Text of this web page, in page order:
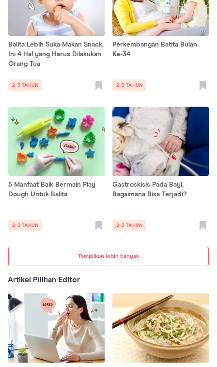
Tampilkan lebih banyak
Balita Lebih Suka Makan Snack,
Ini 4 Hal yang Harus Dilakukan
Orang Tua
2-3 TAHUN
Perkembangan Batita Bulan
Ke-34
2-3 TAHUN
5 Manfaat Baik Bermain Play
Dough Untuk Balita
2-3 TAHUN
Gastroskisis Pada Bayi,
Bagaimana Bisa Terjadi?
2-3 TAHUN
Artikel Pilihan Editor